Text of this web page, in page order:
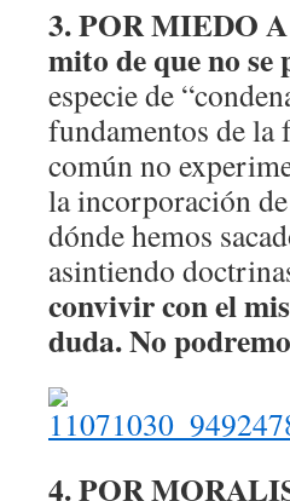
3. POR MIEDO
mito de que no se
especie de
fundamentos de la
común no
la incorporación
dónde hemos
asintiendo
convivir con el
duda. No
4. POR